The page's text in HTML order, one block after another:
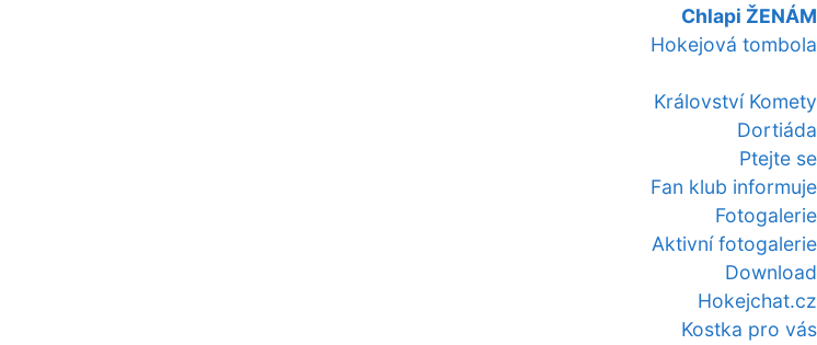
Chlapi ŽENÁM
Hokejová tombola
Království Komety
Dortiáda
Ptejte se
Fan klub informuje
Fotogalerie
Aktivní fotogalerie
Download
Hokejchat.cz
Kostka pro vás